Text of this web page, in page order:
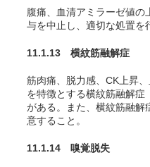
腹痛、血清アミラーゼ値の
与を中止し、適切な処置を
11.1.13 横紋筋融解症
筋肉痛、脱力感、CK上昇
を特徴とする横紋筋融解症
がある。また、横紋筋融解
意すること。
11.1.14 嗅覚脱失